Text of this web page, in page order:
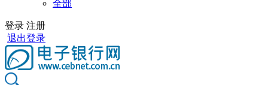
全部
登录 注册
退出登录